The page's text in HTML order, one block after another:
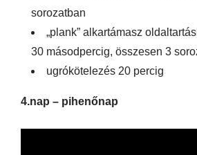
sorozatban
„plank” alkartámasz
30 másodpercig, összesen 3
ugrókötelezés 20 percig
4.nap – pihenőnap